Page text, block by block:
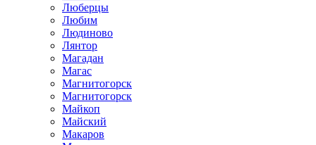
Люберцы
Любим
Людиново
Лянтор
Магадан
Магас
Магнитогорск
Магнитогорск
Майкоп
Майский
Макаров